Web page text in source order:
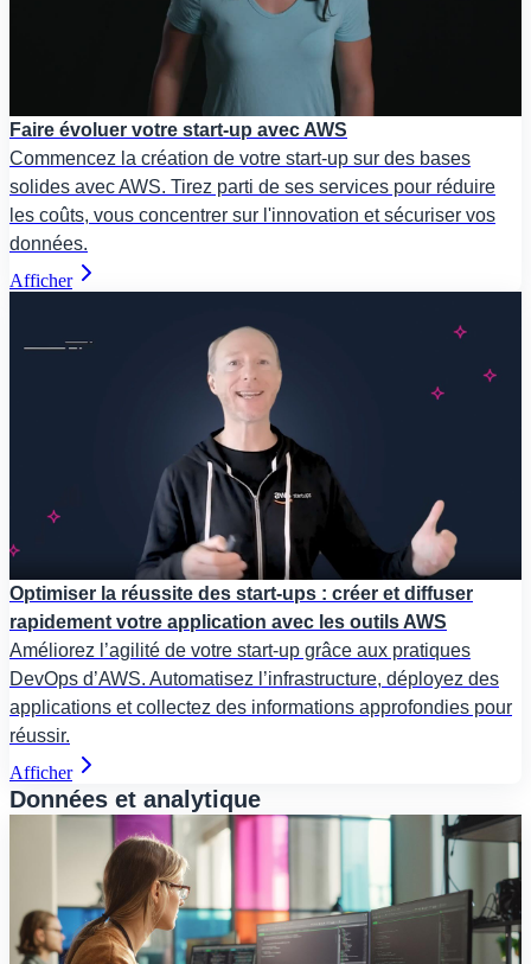
Faire évoluer votre start-up avec AWS
Commencez la création de votre start-up sur des bases
solides avec AWS. Tirez parti de ses services pour réduire
les coûts, vous concentrer sur l'innovation et sécuriser vos
données.
Afficher
Optimiser la réussite des start-ups : créer et diffuser
rapidement votre application avec les outils AWS
Améliorez l’agilité de votre start-up grâce aux pratiques
DevOps d’AWS. Automatisez l’infrastructure, déployez des
applications et collectez des informations approfondies pour
réussir.
Afficher
Données et analytique